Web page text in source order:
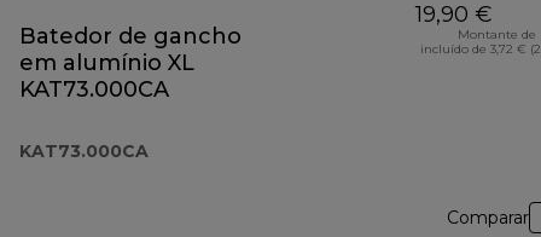
Batedor de gancho
em alumínio XL
KAT73.000CA
KAT73.000CA
19,90 €
Montante de
incluído de 3,72 €
Comparar